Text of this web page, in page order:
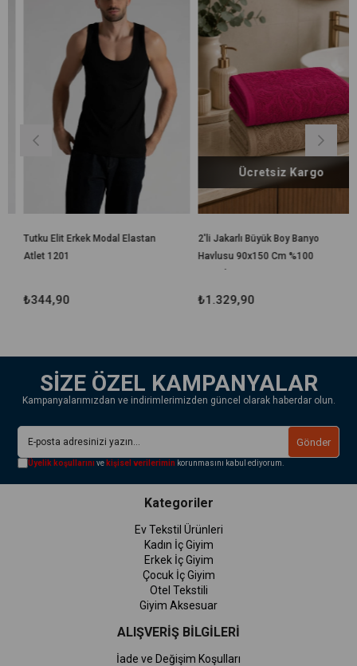
Tutku Elit Erkek Modal Elastan
Atlet 1201
₺344,90
2'li Jakarlı Büyük Boy Banyo
Havlusu 90x150 Cm %100
₺1.329,90
Ücretsiz Kargo
SİZE ÖZEL KAMPANYALAR
Kampanyalarımızdan ve indirimlerimizden güncel olarak haberdar olun.
Gönder
Üyelik koşullarını ve kişisel verilerimin korunmasını kabul ediyorum.
Kategoriler
Ev Tekstil Ürünleri
Kadın İç Giyim
Erkek İç Giyim
Çocuk İç Giyim
Otel Tekstili
Giyim Aksesuar
ALIŞVERİŞ BİLGİLERİ
İade ve Değişim Koşulları